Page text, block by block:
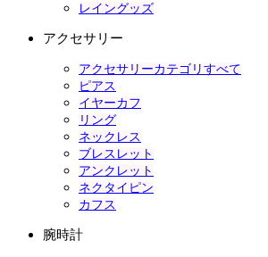
レイングッズ
アクセサリー
アクセサリーカテゴリすべて
ピアス
イヤーカフ
リング
ネックレス
ブレスレット
アンクレット
ネクタイピン
カフス
腕時計